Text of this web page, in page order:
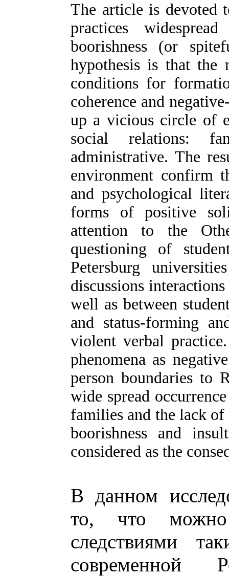
The article is devoted
practices
boorishness (or
hypothesis is that the
conditions for
coherence and
up a vicious circle of
social relations:
administrative. The
environment confirm
and psychological
forms of positive
attention to the
questioning of
Petersburg
discussions
well as between
and status-forming
violent verbal
phenomena as
person boundaries to
wide spread
families and the lack of
boorishness and
considered as the
В данном
то, что можно
следствиями
современной